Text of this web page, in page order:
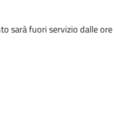
sarà fuori servizio dalle